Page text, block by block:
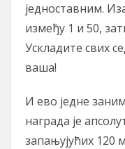
једноставним.
између 1 и 50,
Ускладите свих
ваша!
И ево једне
награда је
запањујућих 120